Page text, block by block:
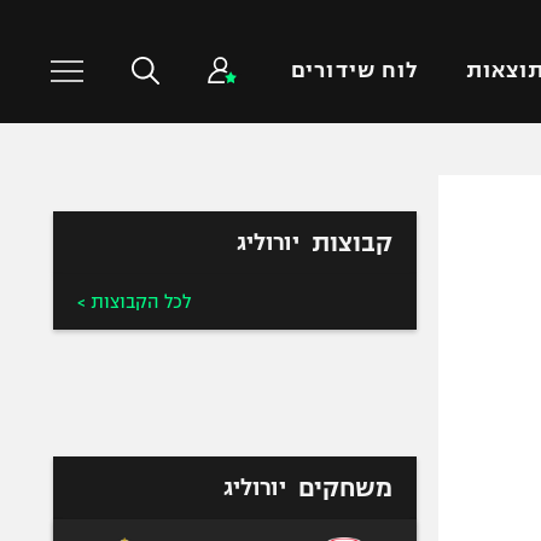
תוצאות לוח שידורים
טניס
קבוצות יורוליג
לכל הקבוצות >
משחקים יורוליג